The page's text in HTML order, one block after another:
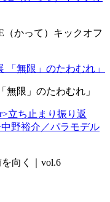
（かって）キックオフ
無限」のたわむれ」
向く｜vol.6